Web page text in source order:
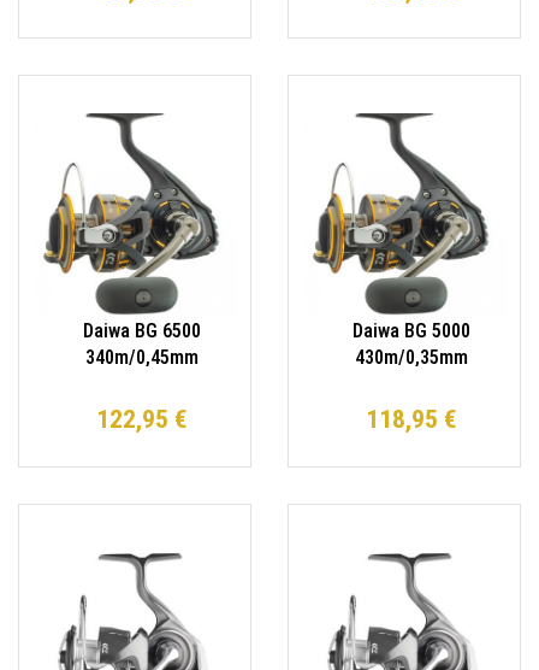
Daiwa BG 6500
340m/0,45mm
122,95 €
Daiwa BG 5000
430m/0,35mm
118,95 €